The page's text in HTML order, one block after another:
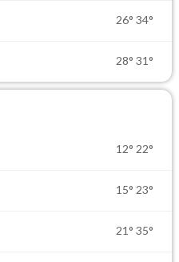
26° 34°
28° 31°
12° 22°
15° 23°
21° 35°